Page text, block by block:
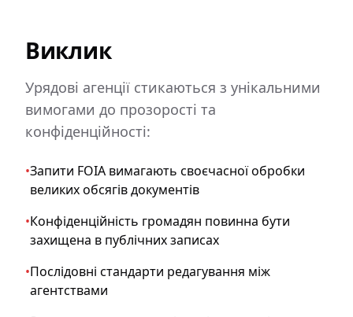
Виклик
Урядові агенції стикаються з унікальними
вимогами до прозорості та
конфіденційності:
•Запити FOIA вимагають своєчасної обробки
великих обсягів документів
•Конфіденційність громадян повинна бути
захищена в публічних записах
•Послідовні стандарти редагування між
агентствами